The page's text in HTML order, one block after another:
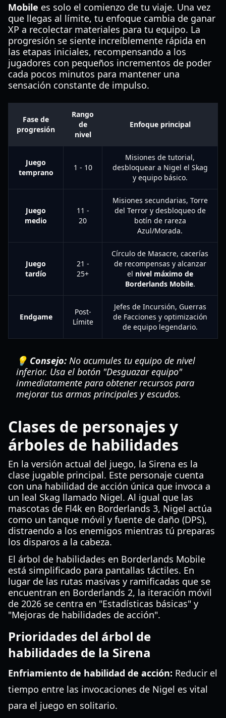
Mobile es solo el comienzo de tu viaje. Una vez
que llegas al límite, tu enfoque cambia de ganar
XP a recolectar materiales para tu equipo. La
progresión se siente increíblemente rápida en
las etapas iniciales, recompensando a los
jugadores con pequeños incrementos de poder
cada pocos minutos para mantener una
sensación constante de impulso.
Fase de
progresión
Rango
de
nivel
Enfoque principal
Juego
temprano
1 - 10
Misiones de tutorial,
desbloquear a Nigel el Skag
y equipo básico.
Juego
medio
11 -
20
Misiones secundarias, Torre
del Terror y desbloqueo de
botín de rareza
Azul/Morada.
Juego
tardío
21 -
25+
Círculo de Masacre, cacerías
de recompensas y alcanzar
el nivel máximo de
Borderlands Mobile.
Endgame
Post-
Límite
Jefes de Incursión, Guerras
de Facciones y optimización
de equipo legendario.
💡 Consejo: No acumules tu equipo de nivel
inferior. Usa el botón "Desguazar equipo"
inmediatamente para obtener recursos para
mejorar tus armas principales y escudos.
Clases de personajes y
árboles de habilidades
En la versión actual del juego, la Sirena es la
clase jugable principal. Este personaje cuenta
con una habilidad de acción única que invoca a
un leal Skag llamado Nigel. Al igual que las
mascotas de Fl4k en Borderlands 3, Nigel actúa
como un tanque móvil y fuente de daño (DPS),
distraendo a los enemigos mientras tú preparas
los disparos a la cabeza.
El árbol de habilidades en Borderlands Mobile
está simplificado para pantallas táctiles. En
lugar de las rutas masivas y ramificadas que se
encuentran en Borderlands 2, la iteración móvil
de 2026 se centra en "Estadísticas básicas" y
"Mejoras de habilidades de acción".
Prioridades del árbol de
habilidades de la Sirena
Enfriamiento de habilidad de acción: Reducir el
tiempo entre las invocaciones de Nigel es vital
para el juego en solitario.